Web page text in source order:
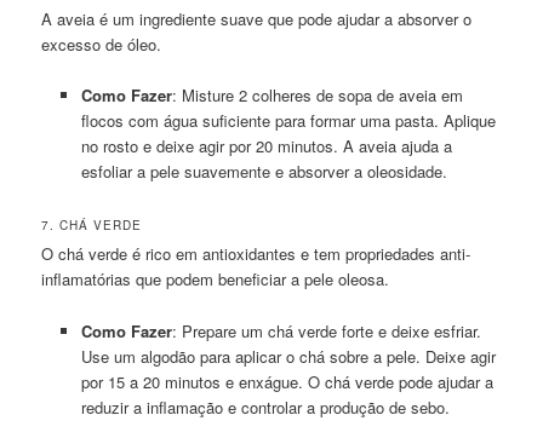
A aveia é um ingrediente suave que pode ajudar a absorver o
excesso de óleo.
Como Fazer: Misture 2 colheres de sopa de aveia em
flocos com água suficiente para formar uma pasta. Aplique
no rosto e deixe agir por 20 minutos. A aveia ajuda a
esfoliar a pele suavemente e absorver a oleosidade.
7. CHÁ VERDE
O chá verde é rico em antioxidantes e tem propriedades anti-
inflamatórias que podem beneficiar a pele oleosa.
Como Fazer: Prepare um chá verde forte e deixe esfriar.
Use um algodão para aplicar o chá sobre a pele. Deixe agir
por 15 a 20 minutos e enxágue. O chá verde pode ajudar a
reduzir a inflamação e controlar a produção de sebo.